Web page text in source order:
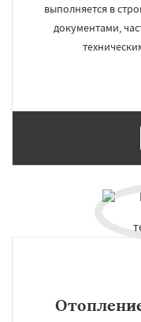
выполняется в
документами,